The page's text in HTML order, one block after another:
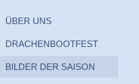
ÜBER UNS
DRACHENBOOTFEST
BILDER DER SAISON